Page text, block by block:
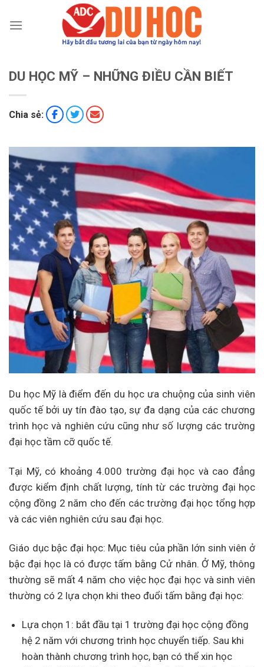
đến
DU HỌC MỸ – NHỮNG ĐIỀU CẦN BIẾT
Chia sẻ:
Du học Mỹ là điểm đến du học ưa chuộng của sinh viên
quốc tế bởi uy tín đào tạo, sự đa dạng của các chương
trình học và nghiên cứu cũng như số lượng các trường
đại học tầm cỡ quốc tế.
Tại Mỹ, có khoảng 4.000 trường đại học và cao đẳng
được kiểm định chất lượng, tính từ các trường đại học
cộng đồng 2 năm cho đến các trường đại học tổng hợp
và các viên nghiên cứu sau đại học.
Giáo dục bậc đại học: Mục tiêu của phần lớn sinh viên ở
bậc đại học là có được tấm bằng Cử nhân. Ở Mỹ, thông
thường sẽ mất 4 năm cho việc học đại học và sinh viên
thường có 2 lựa chọn khi theo đuổi tấm bằng đại học:
Lựa chọn 1: bắt đầu tại 1 trường đại học cộng đồng
hệ 2 năm với chương trình học chuyển tiếp. Sau khi
hoàn thành chương trình học, bạn có thể xin học